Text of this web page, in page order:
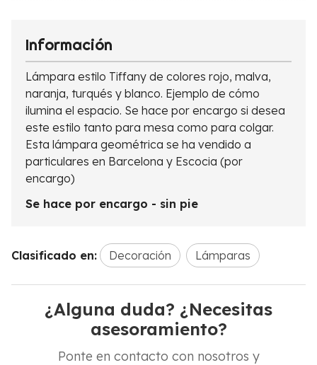
Información
Lámpara estilo Tiffany de colores rojo, malva,
naranja, turqués y blanco. Ejemplo de cómo
ilumina el espacio. Se hace por encargo si desea
este estilo tanto para mesa como para colgar.
Esta lámpara geométrica se ha vendido a
particulares en Barcelona y Escocia (por
encargo)
Se hace por encargo - sin pie
Clasificado en: Decoración Lámparas
¿Alguna duda? ¿Necesitas
asesoramiento?
Ponte en contacto con nosotros y